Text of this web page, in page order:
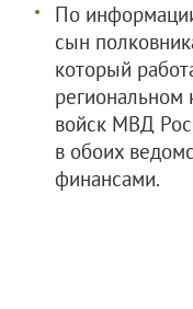
По
сын
который
региональном
войск МВД
в обоих
финансами.